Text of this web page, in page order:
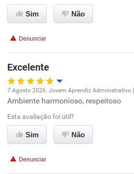
Ambiente de trabalho
Benefícios
Recomenda esta empresa
Sim Não
Denunciar
Excelente
Oportunidade de promoção
Ambiente de trabalho
7 Agosto 2026. Jovem Aprendiz Administrativo
Ambiente harmonioso, respeitoso
Esta avaliação foi útil?
Sim Não
Denunciar